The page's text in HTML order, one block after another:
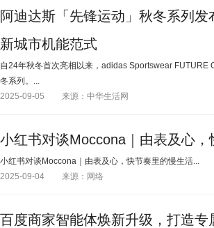
阿迪达斯「先锋运动」秋冬系列
新城市机能范式
自24年秋冬首次亮相以来，adidas Sportswear FUTURE
冬系列。...
2025-09-05
来源：中华生活网
小红书对谈Moccona｜由表及心
小红书对谈Moccona｜由表及心，快节奏里的慢生活...
2025-09-04
来源：网络
百度商家智能体焕新升级，打造专